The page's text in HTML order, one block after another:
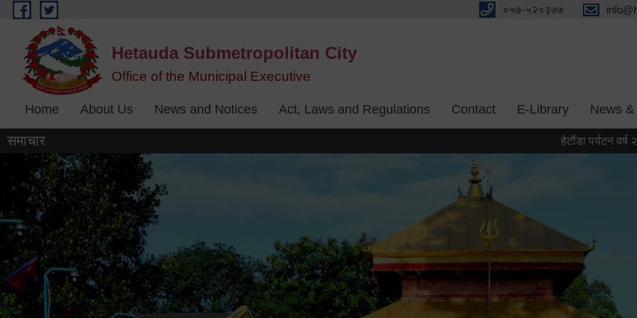
Skip to main content ०५७-५२०३७७
Hetauda Submetropolitan City
Office of the Municipal Executive
Home About Us News and Notices Act, Laws and Regulations Contact E-Library News
समाचार हेटौंडा पर्यटन वर्ष २०८३ को